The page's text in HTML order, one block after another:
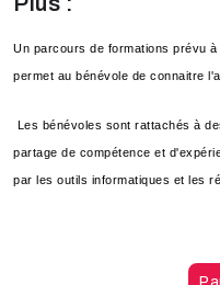
Un parcours de formations prévu
permet au bénévole de connaitre
Les bénévoles sont rattachés à
partage de compétence et
par les outils informatiques et les